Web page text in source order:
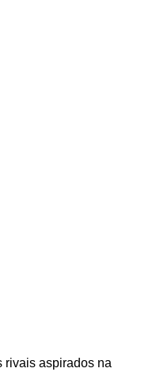
rivais aspirados na